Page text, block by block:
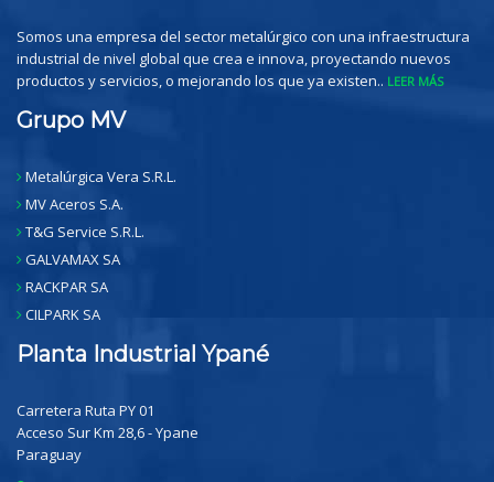
Somos una empresa del sector metalúrgico con una infraestructura
industrial de nivel global que crea e innova, proyectando nuevos
productos y servicios, o mejorando los que ya existen.. LEER MÁS
Grupo MV
Metalúrgica Vera S.R.L.
MV Aceros S.A.
T&G Service S.R.L.
GALVAMAX SA
RACKPAR SA
CILPARK SA
Planta Industrial Ypané
Carretera Ruta PY 01
Acceso Sur Km 28,6 - Ypane
Paraguay